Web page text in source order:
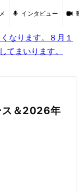
インタビュー
なります。８月１
てまいります。
ス＆2026年